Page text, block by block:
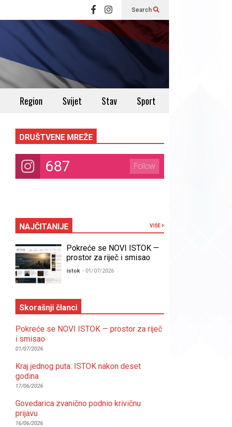
Search
Region Svijet Stav Sport
DRUŠTVENE MREŽE
687 Follow
NAJČITANIJE VIŠE
Pokreće se NOVI ISTOK —
prostor za riječ i smisao
istok - 01/07/2026
Skorašnji članci
Pokreće se NOVI ISTOK — prostor za riječ
i smisao
01/07/2026
Kraj jednog puta: ISTOK nakon deset
godina
17/06/2026
Govedarica zvanično podnio krivičnu
prijavu
16/06/2026